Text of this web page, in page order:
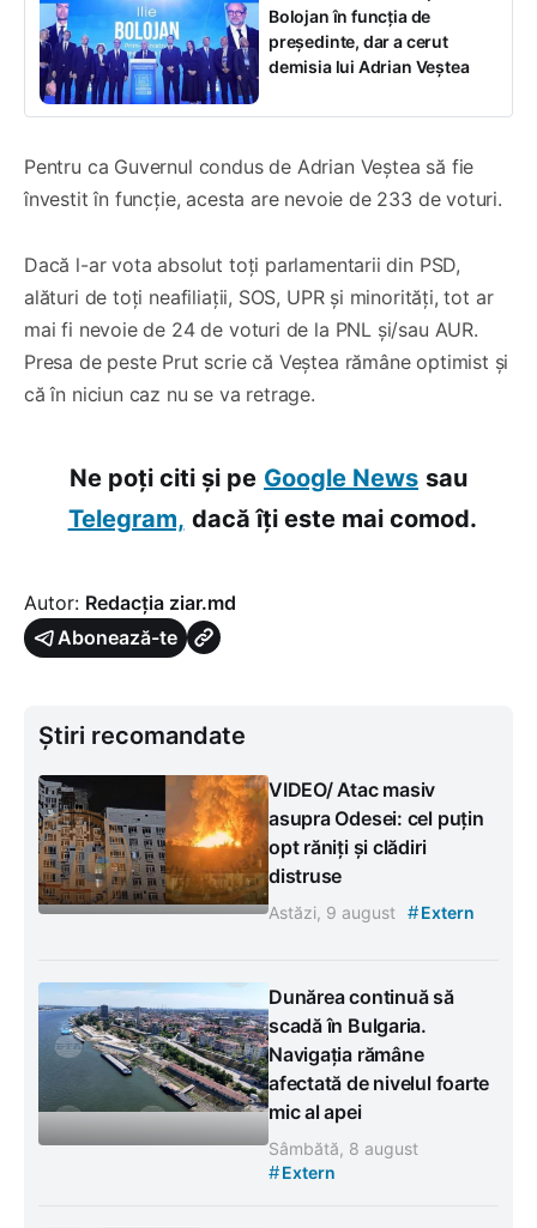
Bolojan în funcția de
președinte, dar a cerut
demisia lui Adrian Veștea
Pentru ca Guvernul condus de Adrian Veștea să fie
învestit în funcție, acesta are nevoie de 233 de voturi.
Dacă l-ar vota absolut toţi parlamentarii din PSD,
alături de toţi neafiliaţii, SOS, UPR şi minorităţi, tot ar
mai fi nevoie de 24 de voturi de la PNL şi/sau AUR.
Presa de peste Prut scrie că Veștea rămâne optimist și
că în niciun caz nu se va retrage.
Ne poți citi și pe Google News sau
Telegram, dacă îți este mai comod.
Autor: Redacția ziar.md
Abonează-te
Știri recomandate
VIDEO/ Atac masiv
asupra Odesei: cel puțin
opt răniți și clădiri
distruse
Astăzi, 9 august #Extern
Dunărea continuă să
scadă în Bulgaria.
Navigația rămâne
afectată de nivelul foarte
mic al apei
Sâmbătă, 8 august
#Extern